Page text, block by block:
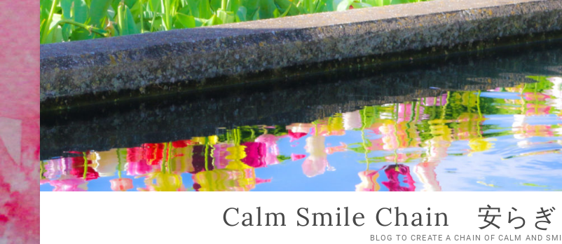
Calm Smile Chain 安らぎ
BLOG TO CREATE A CHAIN OF CALM AND